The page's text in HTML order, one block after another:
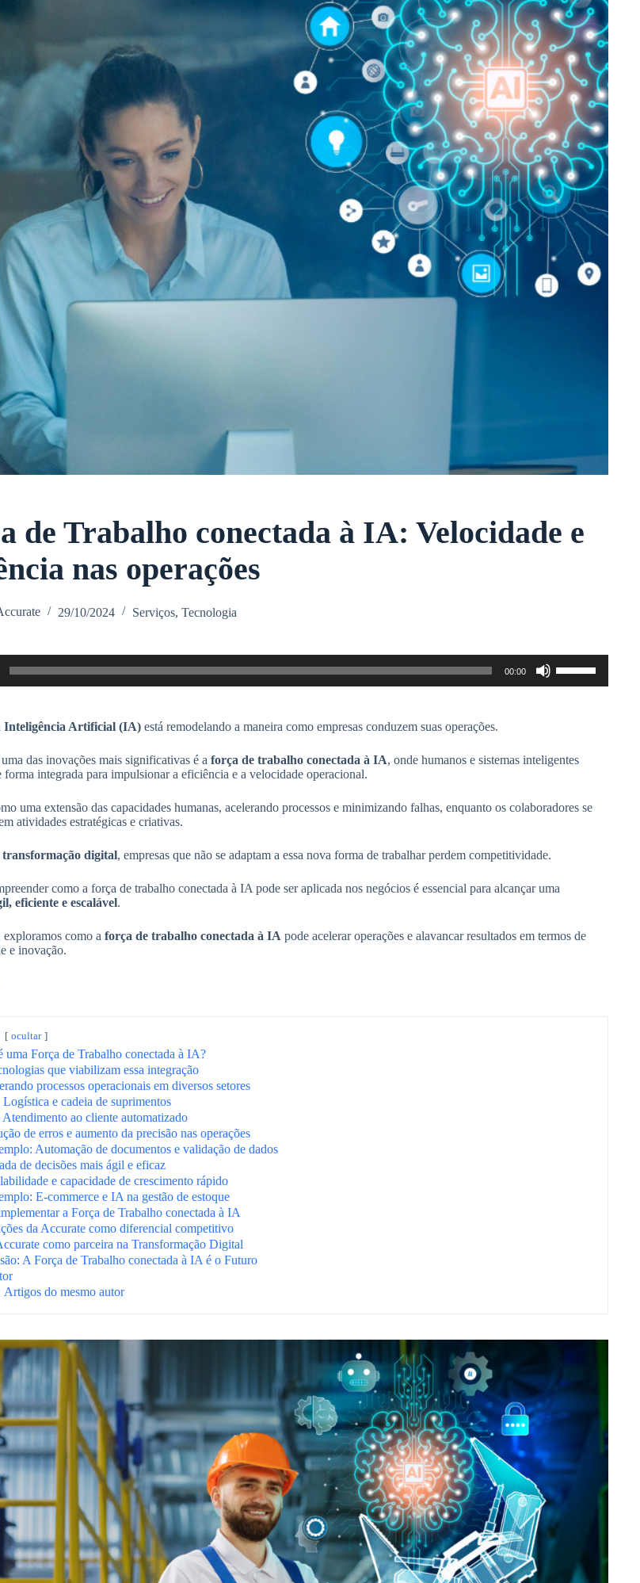
de Trabalho conectada à IA: Velocidade e
nas operações
29/10/2024 Serviços, Tecnologia
00:00
as
setas
baixo
ou
Inteligência Artificial (IA)está remodelando a maneira como empresas conduzem suas operações.
das inovações mais significativas é a força de trabalho conectada à IA, onde humanos e sistemas inteligentes
forma integrada para impulsionar a eficiência e a velocidade operacional.
uma extensão das capacidades humanas, acelerando processos e minimizando falhas, enquanto os colaboradores se
atividades estratégicas e criativas.
transformação digital, empresas que não se adaptam a essa nova forma de trabalhar perdem competitividade.
como a força de trabalho conectada à IA pode ser aplicada nos negócios é essencial para alcançar uma
eficiente e escalável.
exploramos como a força de trabalho conectada à IA pode acelerar operações e alavancar resultados em termos de
e inovação.
ocultar
uma Força de Trabalho conectada à IA?
que viabilizam essa integração
processos operacionais em diversos setores
Logística e cadeia de suprimentos
Atendimento ao cliente automatizado
de erros e aumento da precisão nas operações
Automação de documentos e validação de dados
de decisões mais ágil e eficaz
e capacidade de crescimento rápido
E-commerce e IA na gestão de estoque
a Força de Trabalho conectada à IA
da Accurate como diferencial competitivo
como parceira na Transformação Digital
A Força de Trabalho conectada à IA é o Futuro
Artigos do mesmo autor